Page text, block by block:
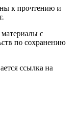
к прочтению и
с
по сохранению
ссылка на